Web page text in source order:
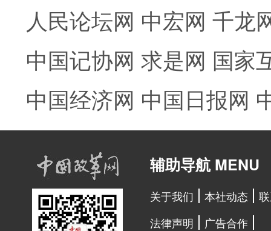
人民论坛网 中宏网 千龙
中国记协网 求是网 国家
中国经济网 中国日报网
辅助导航 MENU
关于我们 本社动态
法律声明
广告合作